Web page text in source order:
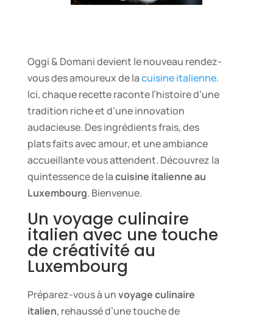
Oggi & Domani devient le nouveau rendez-
vous des amoureux de lacuisine italienne.
Ici, chaque recette raconte l’histoire d’une
tradition riche et d’une innovation
audacieuse. Des ingrédients frais, des
plats faits avec amour, et une ambiance
accueillante vous attendent. Découvrez la
quintessence de lacuisine italienne au
Luxembourg. Bienvenue.
Un voyage culinaire
italien avec une touche
de créativité au
Luxembourg
Préparez-vous à unvoyage culinaire
italien, rehaussé d’une touche de